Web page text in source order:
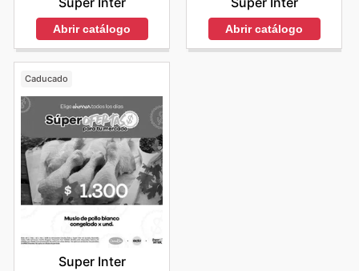
Abrir catálogo Abrir catálogo
Caducado
Super Inter